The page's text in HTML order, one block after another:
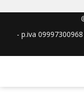
- p.iva